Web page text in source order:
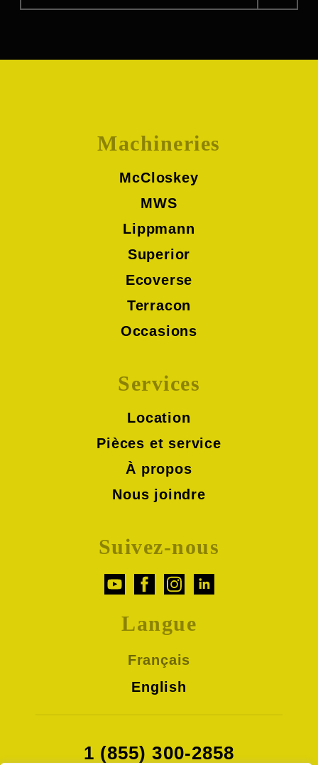
Machineries
McCloskey
MWS
Lippmann
Superior
Ecoverse
Terracon
Occasions
Services
Location
Pièces et service
À propos
Nous joindre
Suivez-nous
Langue
Français
English
1 (855) 300-2858